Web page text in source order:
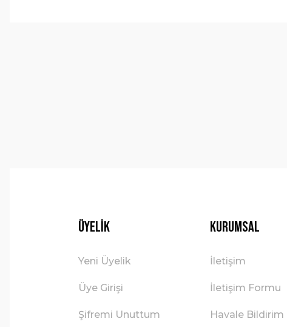
Üyelik
Yeni Üyelik
Üye Girişi
Şifremi Unuttum
Kurumsal
İletişim
İletişim Formu
Havale Bildirim